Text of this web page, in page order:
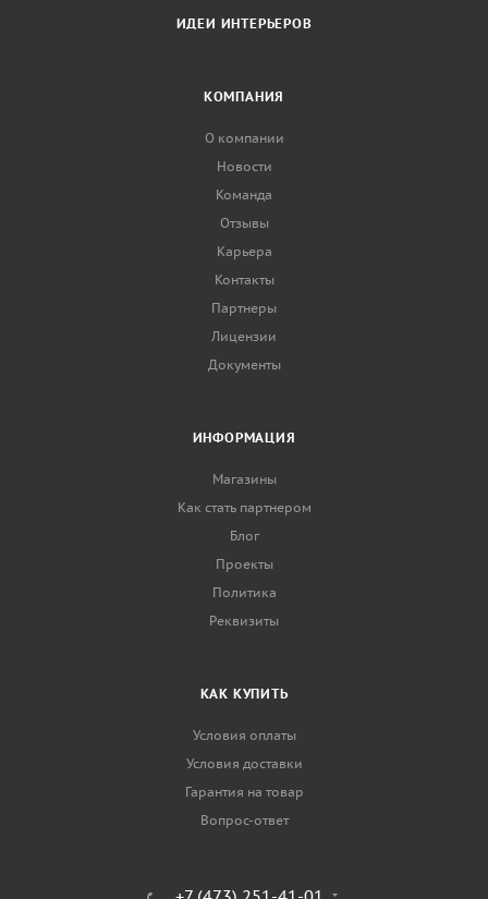
ИДЕИ ИНТЕРЬЕРОВ
КОМПАНИЯ
О компании
Новости
Команда
Отзывы
Карьера
Контакты
Партнеры
Лицензии
Документы
ИНФОРМАЦИЯ
Магазины
Как стать партнером
Блог
Проекты
Политика
Реквизиты
КАК КУПИТЬ
Условия оплаты
Условия доставки
Гарантия на товар
Вопрос-ответ